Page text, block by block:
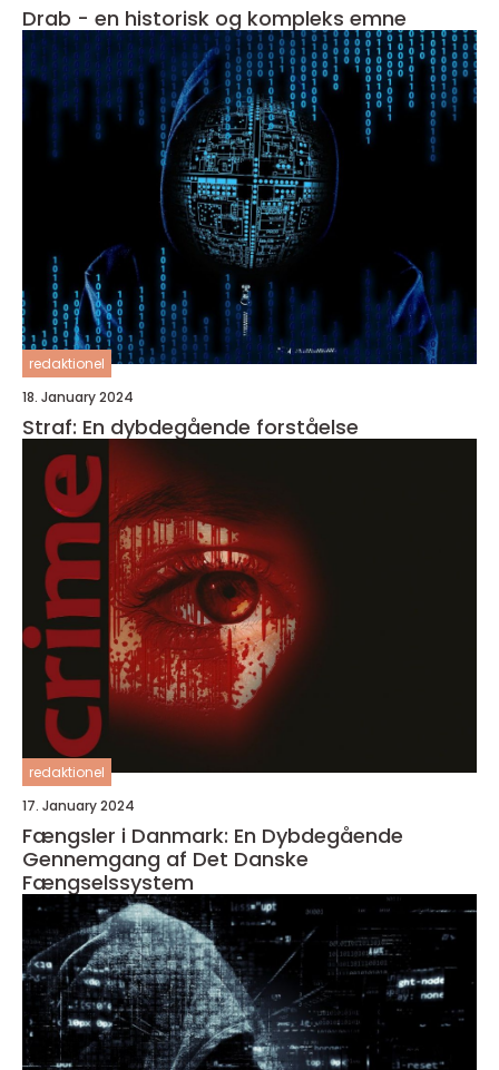
Drab - en historisk og kompleks emne
redaktionel
18. January 2024
Straf: En dybdegående forståelse
redaktionel
17. January 2024
Fængsler i Danmark: En Dybdegående
Gennemgang af Det Danske
Fængselssystem